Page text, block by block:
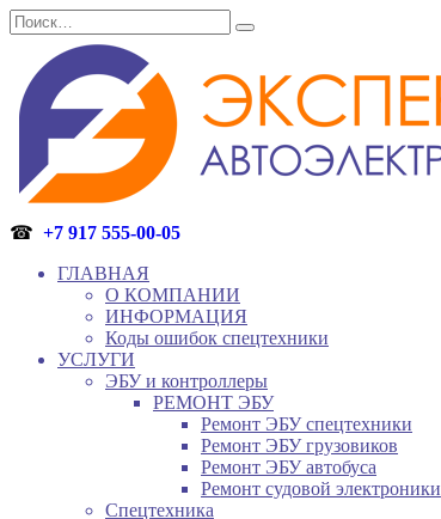
Перейти
к
содержанию
Search
for:
☎ +7 917 555-00-05
ГЛАВНАЯ
О КОМПАНИИ
ИНФОРМАЦИЯ
Коды ошибок спецтехники
УСЛУГИ
ЭБУ и контроллеры
РЕМОНТ ЭБУ
Ремонт ЭБУ спецтехники
Ремонт ЭБУ грузовиков
Ремонт ЭБУ автобуса
Ремонт судовой электроники
Спецтехника